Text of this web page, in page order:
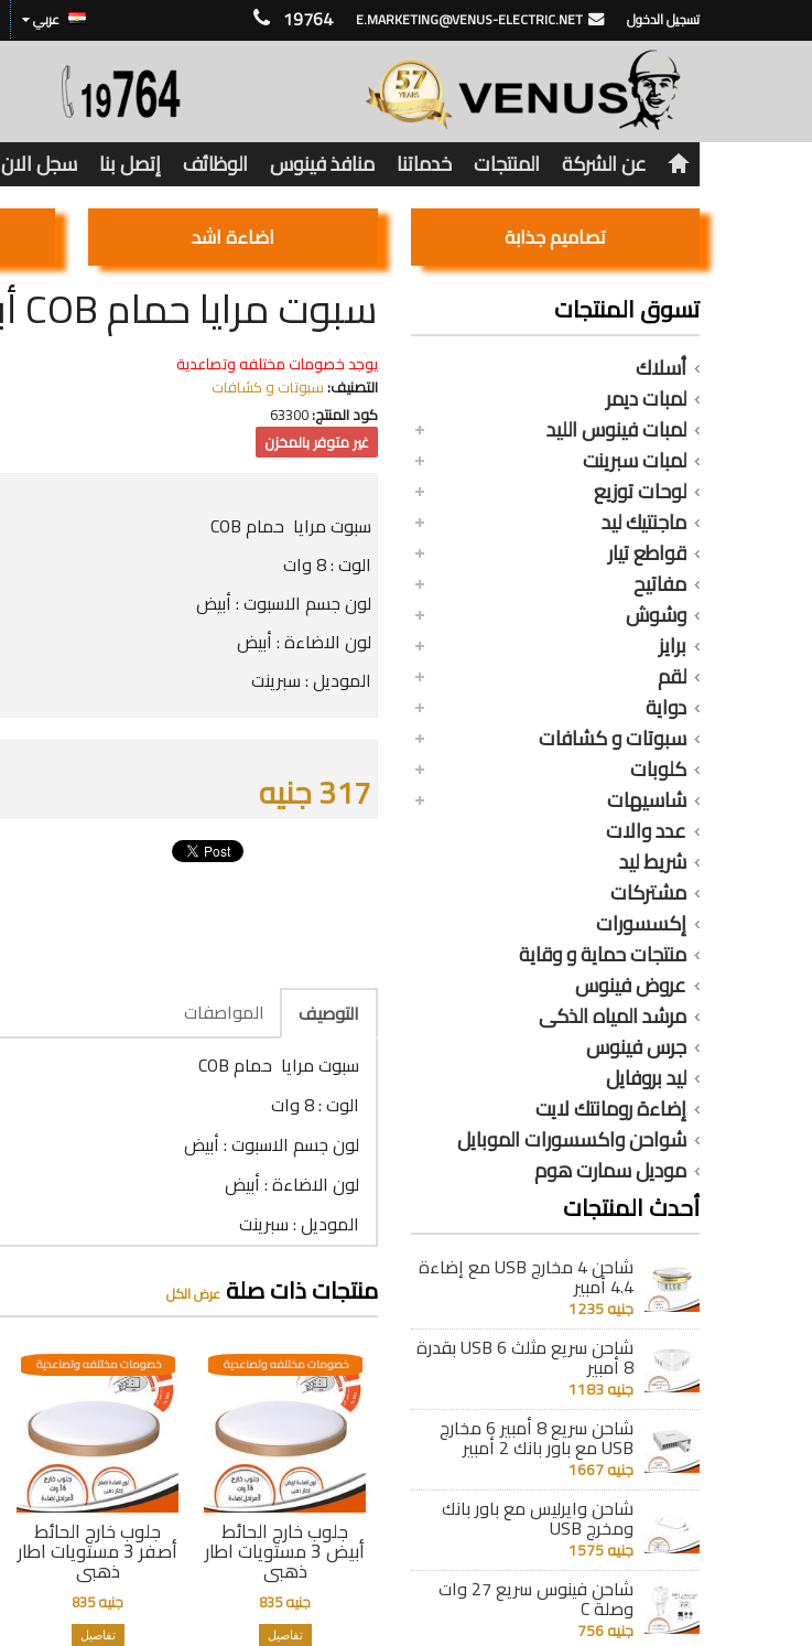
19764 E.MARKETING@VENUS-ELECTRIC.NET تسجيل الدخول عربي
عن الشركة المنتجات خدماتنا منافذ فينوس الوظائف إتصل بنا سجل الان
تصاميم جذابة اضاءة اشد
تسوق المنتجات
أسلاك
لمبات ديمر
لمبات فينوس الليد
لمبات سبرينت
لوحات توزيع
ماجنتيك ليد
قواطع تيار
مفاتيح
وشوش
برايز
لقم
دواية
سبوتات و كشافات
كلوبات
شاسيهات
عدد والات
شريط ليد
مشتركات
إكسسورات
منتجات حماية و وقاية
عروض فينوس
مرشد المياه الذكى
جرس فينوس
ليد بروفايل
إضاءة رومانتك لايت
شواحن واكسسورات الموبايل
موديل سمارت هوم
أحدث المنتجات
شاحن 4 مخارج USB مع إضاءة
4.4 أمبير
جنيه 1235
شاحن سريع مثلث 6 USB بقدرة
8 أمبير
جنيه 1183
شاحن سريع 8 أمبير 6 مخارج
USB مع باور بانك 2 أمبير
جنيه 1667
شاحن وايرليس مع باور بانك
ومخرج USB
جنيه 1575
شاحن فينوس سريع 27 وات
وصلة C
جنيه 756
سبوت مرايا حمام COB أبيض 8 وات سبرينت - اضاءة أبيض
يوجد خصومات مختلفه وتصاعدية
التصنيف:سبوتات و كشافات
كود المنتج:63300
غير متوفر بالمخزن
سبوت مرايا حمام COB
الوت : 8 وات
لون جسم الاسبوت : أبيض
لون الاضاءة : أبيض
الموديل : سبرينت
317 جنيه
التوصيف
المواصفات
سبوت مرايا حمام COB
الوت : 8 وات
لون جسم الاسبوت : أبيض
لون الاضاءة : أبيض
الموديل : سبرينت
منتجات ذات صلةعرض الكل
جلوب خارج الحائط
أصفر 3 مستويات اطار
ذهبى
خصومات مختلفه وتصاعدية
جنيه 835
تفاصيل
جلوب خارج الحائط
أبيض 3 مستويات اطار
ذهبى
خصومات مختلفه وتصاعدية
جنيه 835
تفاصيل
سبوت ليد بانل خارجى
خصومات مختلفه وتصاعدية
جنيه 349
سبوت ليد بانل خارجى
سبرينت 20 وات أبيض
خصومات مختلفه وتصاعدية
جنيه 349
تفاصيل